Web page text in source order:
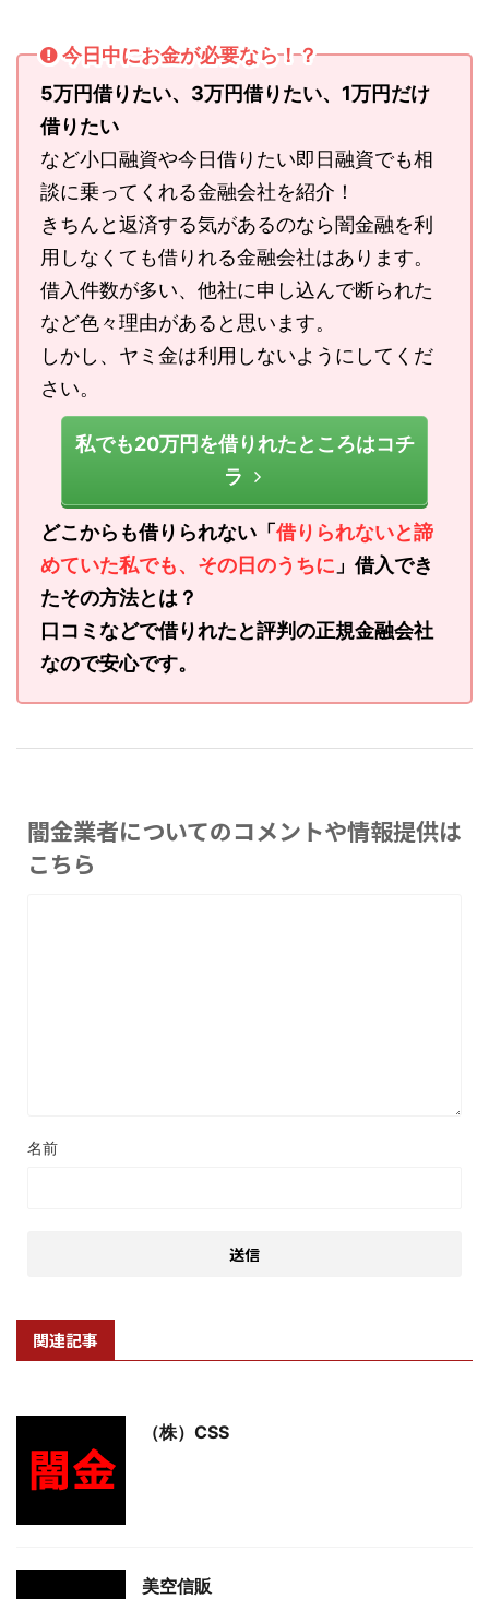
今日中にお金が必要なら！？
5万円借りたい、3万円借りたい、1万円だけ
借りたい
など小口融資や今日借りたい即日融資でも相
談に乗ってくれる金融会社を紹介！
きちんと返済する気があるのなら闇金融を利
用しなくても借りれる金融会社はあります。
借入件数が多い、他社に申し込んで断られた
など色々理由があると思います。
しかし、ヤミ金は利用しないようにしてくだ
さい。
私でも20万円を借りれたところはコチ
ラ
どこからも借りられない「 借りられないと諦
めていた私でも、その日のうちに 」借入でき
たその方法とは？
口コミなどで借りれたと評判の正規金融会社
なので安心です。
闇金業者についてのコメントや情報提供は
こちら
名前
関連記事
（株）CSS
美空信販